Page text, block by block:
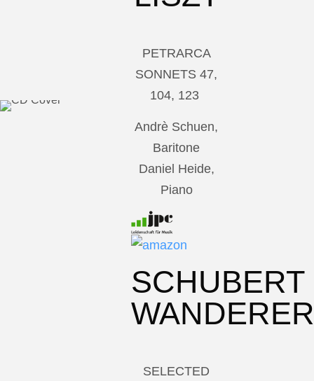
PETRARCA
SONNETS 47,
104, 123
Andrè Schuen,
Baritone
Daniel Heide,
Piano
SCHUBERT
WANDERER
SELECTED